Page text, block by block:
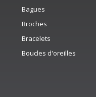
Bagues
Broches
Bracelets
Boucles d'oreilles